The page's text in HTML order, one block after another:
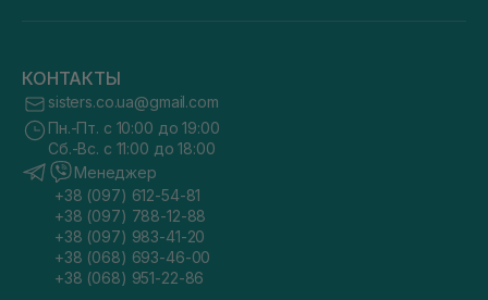
КОНТАКТЫ
sisters.co.ua@gmail.com
Пн.-Пт. с 10:00 до 19:00
Сб.-Вс. с 11:00 до 18:00
Менеджер
+38 (097) 612-54-81
+38 (097) 788-12-88
+38 (097) 983-41-20
+38 (068) 693-46-00
+38 (068) 951-22-86